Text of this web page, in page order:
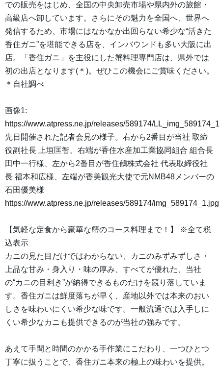
での販売をはじめ、全国の中央卸売市場や県内外の旅館・
高級店へ卸しています。さらにその魅力を全国へ、世界へ
発信するため、市場にはなかなか出回らない希少な“活きた
香住ガニ”を堪能できる店を、インバウンドも多い大阪に出
店。「香住ガニ」を主役にした蟹料理専門店は、県外では
初の出店となります(＊)。ぜひこの機会にご賞味ください。
＊自社調べ
画像1:
https://www.atpress.ne.jp/releases/589174/
先日開催された記者会見の様子。右から2番目が当社 取締
役副社長 上垣匡智。右端が香住水産加工業協同組合 組合長
田中一行様、左から2番目が香住鶴株式会社 代表取締役社
長 福本和広様、左端が香美観光大使で元NMB48メンバーの
石田優美様
https://www.atpress.ne.jp/releases/589174/img_589174_1.jpg
【気軽な定食から豪華な蟹のコース料理まで！】 ※全て税
込表示
カニの見た目だけではわからない、カニのみずみずしさ・
上品な甘み・身入り・味の厚み、すべてが優れた、当社
の“カニの目利き”が納得できるものだけを競り落していま
す。香住ガニは鮮度落ちが早く、産地以外では本来のおい
しさを味わいにくい希少な味です。一般流通では入手しに
くい希少なカニも提供できるのが当社の強みです。
あえて手間と時間のかかる手作業にこだわり、一つひとつ
丁寧に扱うことで、香住ガニ本来の極上の味わいを提供。